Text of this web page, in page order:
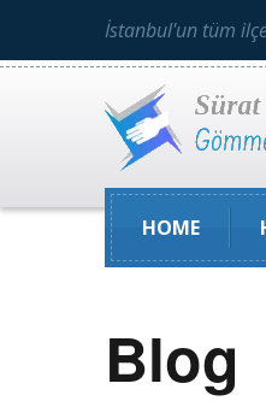
İstanbul'un tüm
HOME
Blog